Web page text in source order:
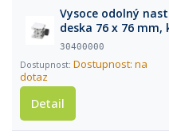
Vysoce odolný
deska 76 x 76 mm,
30400000
Dostupnost: na
dotaz
Detail